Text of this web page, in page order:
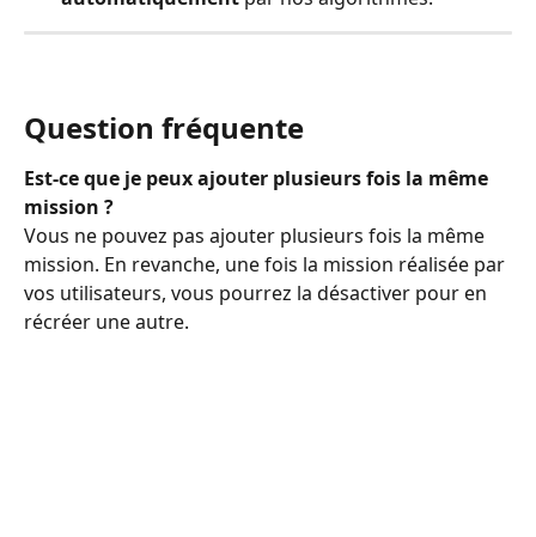
Question fréquente
Est-ce que je peux ajouter plusieurs fois la même
mission ?
Vous ne pouvez pas ajouter plusieurs fois la même
mission. En revanche, une fois la mission réalisée par
vos utilisateurs, vous pourrez la désactiver pour en
récréer une autre.